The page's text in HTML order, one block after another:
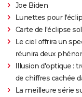
Joe Biden
Lunettes pour
Carte de l'éclipse
Le ciel offrira un
réunira deux
Illusion d'optique :
de chiffres cachée
La meilleure série